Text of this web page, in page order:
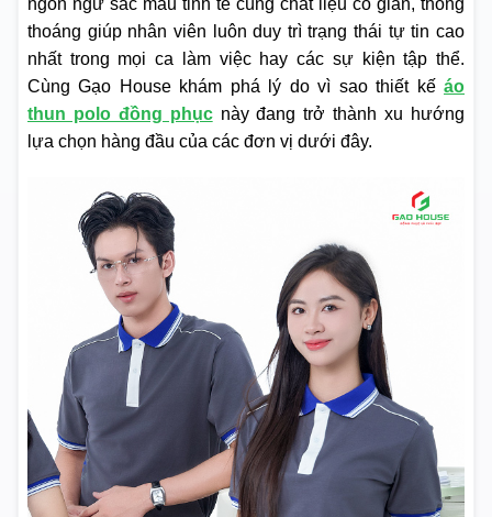
ngôn ngữ sắc màu tinh tế cùng chất liệu co giãn, thông
thoáng giúp nhân viên luôn duy trì trạng thái tự tin cao
nhất trong mọi ca làm việc hay các sự kiện tập thể.
Cùng Gạo House khám phá lý do vì sao thiết kế áo
thun polo đồng phụcnày đang trở thành xu hướng
lựa chọn hàng đầu của các đơn vị dưới đây.